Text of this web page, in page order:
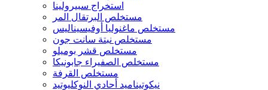
استخراج سبيرولينا
مستخلص البرتقال المر
مستخلص ماغنوليا أوفيسيناليس
مستخلص نبتة سانت جون
مستخلص قشر بوميلو
مستخلص الصفيراء جابونيكا
مستخلص القرفة
نيكوتيناميد أحادي النوكليوتيد